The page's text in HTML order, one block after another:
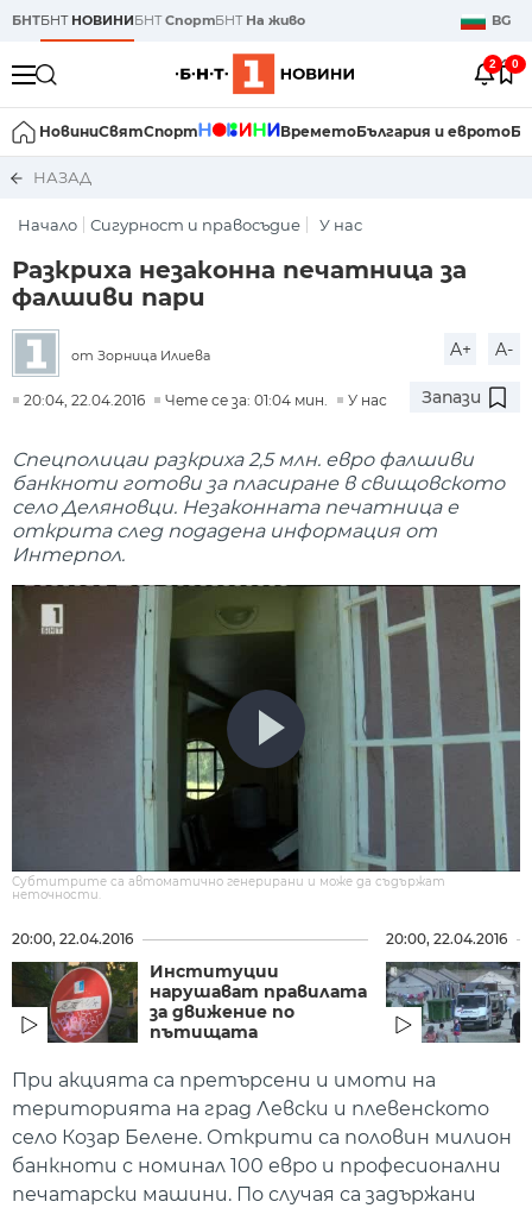
БНТБНТ НОВИНИБНТСпортБНТ На живо BG
2 0
НовиниСвятСпорт ВреметоБългария и еврото
НАЗАД
Начало Сигурност и правосъдие У нас
Разкриха незаконна печатница за
фалшиви пари
от Зорница Илиева A+ A-
20:04, 22.04.2016 Чете се за: 01:04 мин. У нас Запази
Спецполицаи разкриха 2,5 млн. евро фалшиви
банкноти готови за пласиране в свищовското
село Деляновци. Незаконната печатница е
открита след подадена информация от
Интерпол.
Субтитрите са автоматично генерирани и може да съдържат
неточности.
20:00, 22.04.2016
Институции
нарушават правилата
за движение по
пътищата
20:00, 22.04.2016
При акцията са претърсени и имоти на
територията на град Левски и плевенското
село Козар Белене. Открити са половин милион
банкноти с номинал 100 евро и професионални
печатарски машини. По случая са задържани